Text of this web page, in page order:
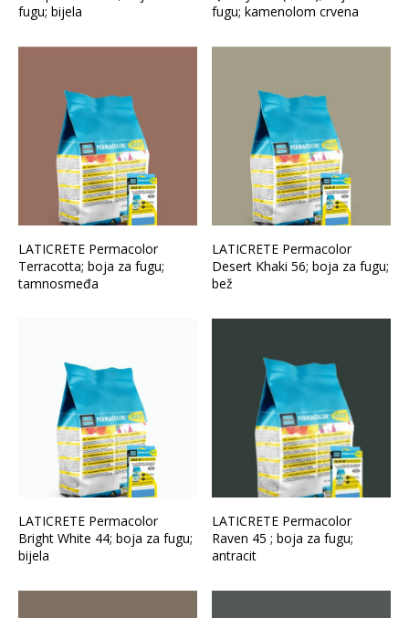
fugu; bijela
fugu; kamenolom crvena
LATICRETE Permacolor
Terracotta; boja za fugu;
tamnosmeđa
LATICRETE Permacolor
Desert Khaki 56; boja za fugu;
bež
LATICRETE Permacolor
Bright White 44; boja za fugu;
bijela
LATICRETE Permacolor
Raven 45 ; boja za fugu;
antracit